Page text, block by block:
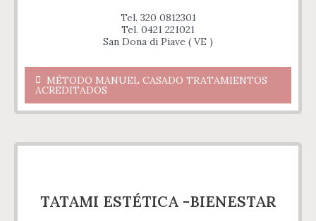
Tel. 320 0812301
Tel. 0421 221021
San Dona di Piave ( VE )
MÉTODO MANUEL CASADO TRATAMIENTOS
ACREDITADOS
TATAMI ESTÉTICA -BIENESTAR